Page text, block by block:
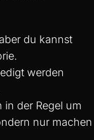
du kannst
werden
der Regel um
nur machen